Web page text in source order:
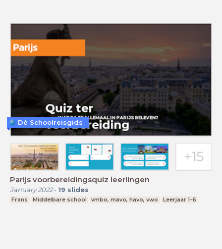
Parijs voorbereidingsquiz leerlingen
January 2022- 19 slides
Frans Middelbare school vmbo, mavo, havo, vwo Leerjaar 1-6
Dé Schoolreisgids